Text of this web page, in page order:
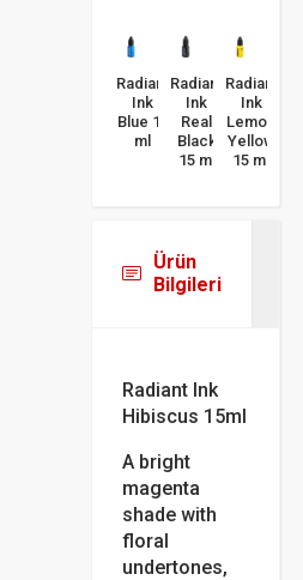
Radiant
Ink
Blue 15
ml
Radiant
Ink
Real
Black
15 ml
Radiant
Ink
Lemon
Yellow
15 ml
Ürün
Bilgileri
Radiant Ink
Hibiscus 15ml
A bright
magenta
shade with
floral
undertones,